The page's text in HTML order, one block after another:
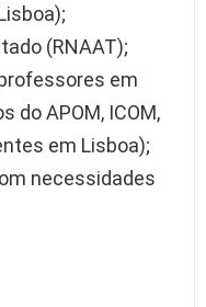
(RNAAT);
em
do APOM, ICOM,
em Lisboa);
necessidades